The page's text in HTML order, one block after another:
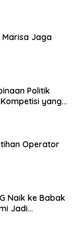
Marisa Jaga
Politik
yang
Operator
Naik ke Babak
Jadi